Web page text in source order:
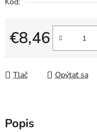
€8,46
Jednotková cena:
Tlač Opýtať sa
Popis